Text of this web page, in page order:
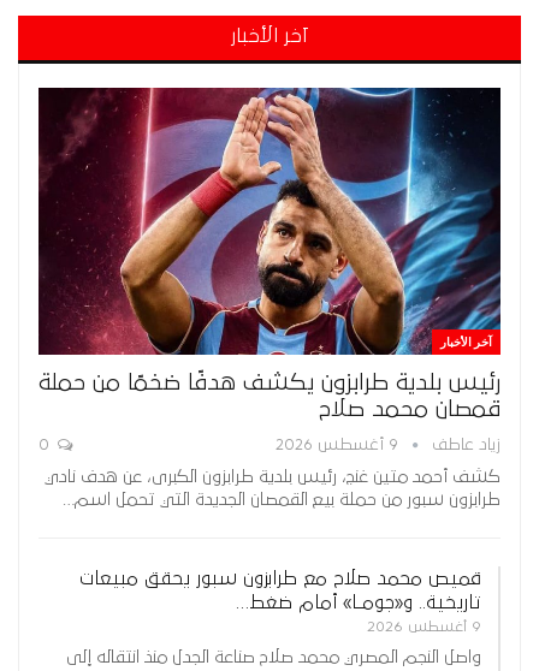
آخر الأخبار
آخر الأخبار
رئيس بلدية طرابزون يكشف هدفًا ضخمًا من حملة
قمصان محمد صلاح
زياد عاطف 9 أغسطس 2026
كشف أحمد متين غنج، رئيس بلدية طرابزون الكبرى، عن هدف نادي
طرابزون سبور من حملة بيع القمصان الجديدة التي تحمل اسم…
قميص محمد صلاح مع طرابزون سبور يحقق مبيعات
تاريخية.. و«جومـا» أمام ضغط…
9 أغسطس 2026
واصل النجم المصري محمد صلاح صناعة الجدل منذ انتقاله إلى